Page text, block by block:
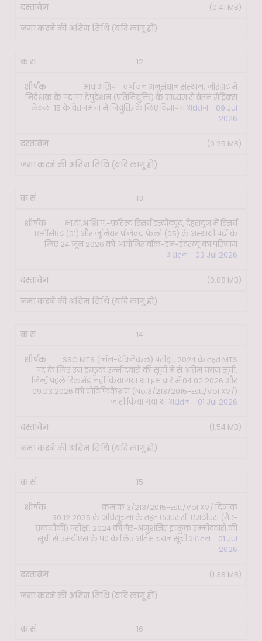
(0.41 MB)
12
भावाअशिप - वर्षा वन अनुसंधान संस्थान, जोरहाट में
निदेशक के पद पर डेपुटेशन (प्रतिनियुक्ति) के माध्यम से वेतन मैट्रिक्स
लेवल-15 के वेतनमान में नियुक्ति के लिए विज्ञापनअद्यतन - 09 Jul
2026
(0.25 MB)
13
भा.वा.अ.शि.प.-फ़ॉरेस्ट रिसर्च इंस्टीट्यूट, देहरादून में रिसर्च
एसोसिएट (01) और जूनियर प्रोजेक्ट फ़ेलो (05) के अस्थायी पदों के
लिए 24 जून 2026 को आयोजित वॉक-इन-इंटरव्यू का परिणाम
अद्यतन - 03 Jul 2026
(0.08 MB)
14
SSC MTS (नॉन-टेक्निकल) परीक्षा, 2024 के तहत MTS
पद के लिए उन इच्छुक उम्मीदवारों की सूची में से अंतिम चयन सूची,
जिन्हें पहले रिकमेंड नहीं किया गया था। इस बारे में 04.02.2026 और
09.03.2026 को नोटिफिकेशन (No.3/213/2015-Estt/Vol.XV/)
जारी किया गया थाअद्यतन - 01 Jul 2026
(1.54 MB)
15
क्रमांक 3/213/2015-Estt/Vol.XV/ दिनांक
30.12.2025 के अधिसूचना के तहत एसएससी एमटीएस (गैर-
तकनीकी) परीक्षा, 2024 की गैर-अनुशंसित इच्छुक उम्मीदवारों की
सूची से एमटीएस के पद के लिए अंतिम चयन सूची अद्यतन - 01 Jul
2026
(1.38 MB)
16